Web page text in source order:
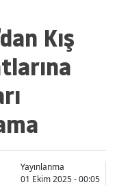
Amasya
Ankara
Antalya
Artvin
Aydın
Balıkesir
Kış
Yayınlanma
01 Ekim 2025 - 00:05